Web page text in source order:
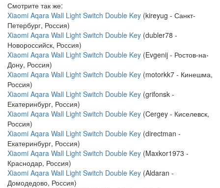
Смотрите так же:
Xiaomi Aqara Wall Light Switch Double Key (kireyug - Санкт-
Петербург, Россия)
Xiaomi Aqara Wall Light Switch Double Key (dubler78 -
Новороссийск, Россия)
Xiaomi Aqara Wall Light Switch Double Key (Evgenij - Ростов-на-
Дону, Россия)
Xiaomi Aqara Wall Light Switch Double Key (motorkk7 - Кинешма,
Россия)
Xiaomi Aqara Wall Light Switch Double Key (grifonsk -
Екатеринбург, Россия)
Xiaomi Aqara Wall Light Switch Double Key (Cergey - Киселевск,
Россия)
Xiaomi Aqara Wall Light Switch Double Key (directman -
Екатеринбург, Россия)
Xiaomi Aqara Wall Light Switch Double Key (Maxkor1973 -
Краснодар, Россия)
Xiaomi Aqara Wall Light Switch Double Key (Aldaran -
Домодедово, Россия)